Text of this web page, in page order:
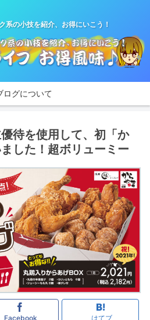
系の小技を紹介、お得にいこう！
ログについて
待を使用して、初「か
した！超ボリューミー
Facebook はてブ